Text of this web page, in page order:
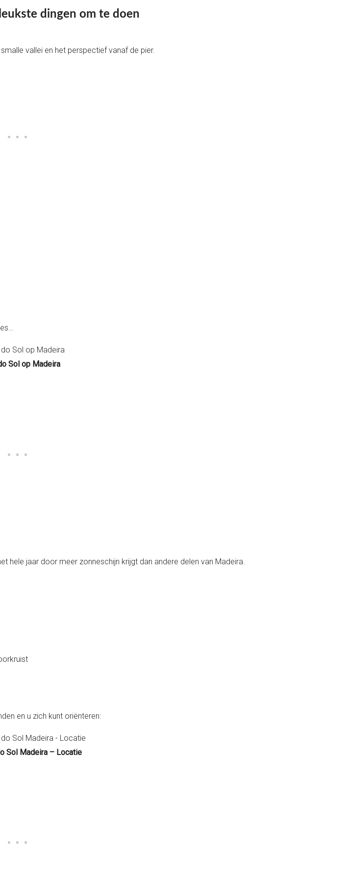
dingen om te doen
vallei en het perspectief vanaf de pier.
Sol op Madeira
hele jaar door meer zonneschijn krijgt dan andere delen van Madeira.
en u zich kunt oriënteren:
Sol Madeira – Locatie